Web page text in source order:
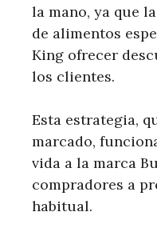
la mano, ya que
de alimentos
King ofrecer
los clientes.
Esta estrategia,
marcado,
vida a la marca
compradores a
habitual.